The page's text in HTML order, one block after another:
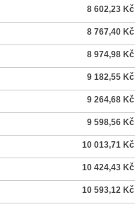
8 602,23 Kč
8 767,40 Kč
8 974,98 Kč
9 182,55 Kč
9 264,68 Kč
9 598,56 Kč
10 013,71 Kč
10 424,43 Kč
10 593,12 Kč